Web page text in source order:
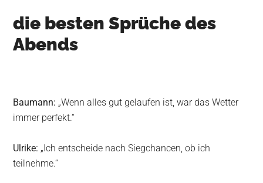
die besten Sprüche des
Abends
Baumann: „Wenn alles gut gelaufen ist, war das Wetter
immer perfekt.“
Ulrike: „Ich entscheide nach Siegchancen, ob ich
teilnehme.“